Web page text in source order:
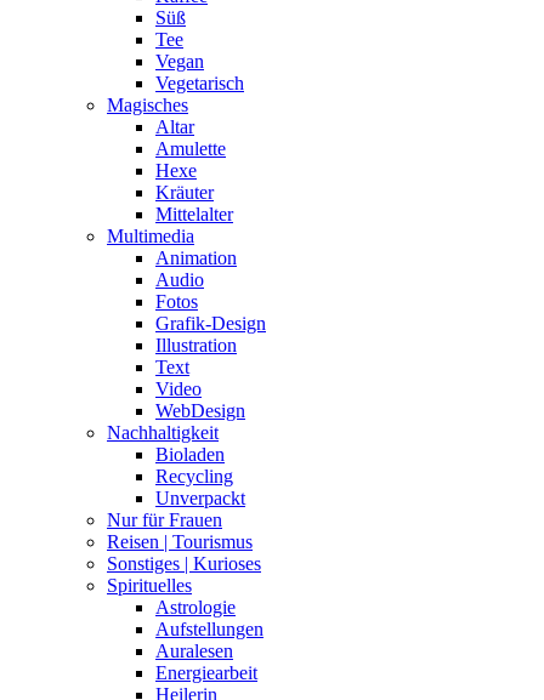
Süß
Tee
Vegan
Vegetarisch
Magisches
Altar
Amulette
Hexe
Kräuter
Mittelalter
Multimedia
Animation
Audio
Fotos
Grafik-Design
Illustration
Text
Video
WebDesign
Nachhaltigkeit
Bioladen
Recycling
Unverpackt
Nur für Frauen
Reisen | Tourismus
Sonstiges | Kurioses
Spirituelles
Astrologie
Aufstellungen
Auralesen
Energiearbeit
Heilerin